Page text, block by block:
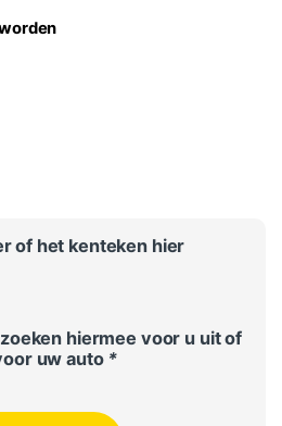
of het kenteken hier
hiermee voor u uit of
uw auto *